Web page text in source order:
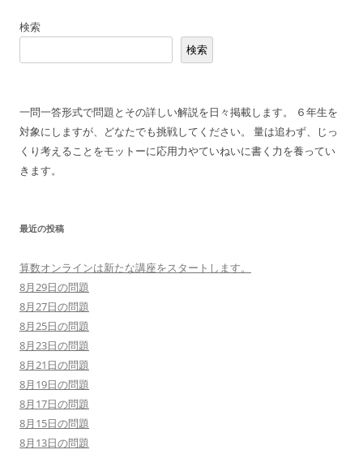
ナ
ョ
ン
検索
検索
一問一答形式で問題とその詳しい解説を日々掲載します。 ６年生を
対象にしますが、どなたでも挑戦してください。 量は追わず、じっ
くり考えることをモットーに応用力やていねいに書く力を養ってい
きます。
最近の投稿
算数オンラインは新たな講座をスタートします。
8月29日の問題
8月27日の問題
8月25日の問題
8月23日の問題
8月21日の問題
8月19日の問題
8月17日の問題
8月15日の問題
8月13日の問題